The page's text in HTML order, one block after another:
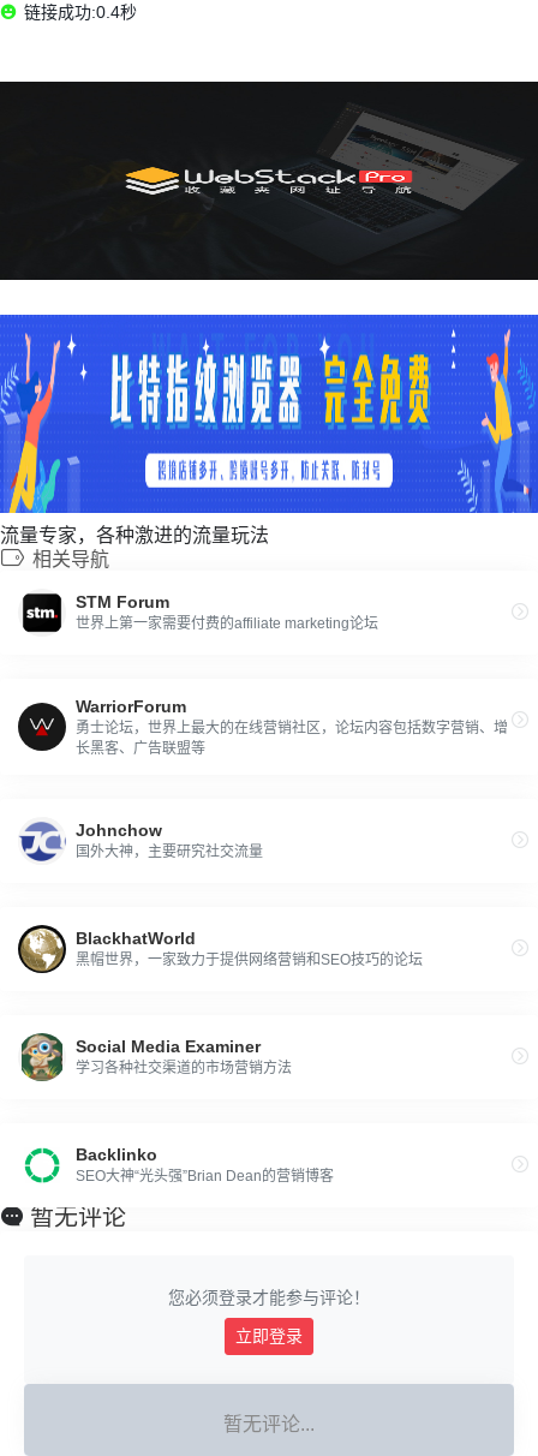
链接成功:0.4秒
流量专家，各种激进的流量玩法
相关导航
STM Forum
世界上第一家需要付费的affiliate marketing论坛
WarriorForum
勇士论坛，世界上最大的在线营销社区，论坛内容包括数字营销、增
长黑客、广告联盟等
Johnchow
国外大神，主要研究社交流量
BlackhatWorld
黑帽世界，一家致力于提供网络营销和SEO技巧的论坛
Social Media Examiner
学习各种社交渠道的市场营销方法
Backlinko
SEO大神“光头强”Brian Dean的营销博客
暂无评论
您必须登录才能参与评论！
立即登录
暂无评论...